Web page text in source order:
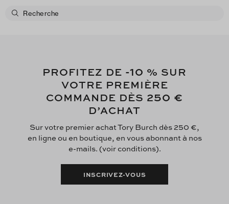
PROFITEZ DE -10 % SUR
VOTRE PREMIÈRE
COMMANDE DÈS 250 €
D’ACHAT
Sur votre premier achat Tory Burch dès 250 €,
en ligne ou en boutique, en vous abonnant à nos
e-mails. (voir conditions).
INSCRIVEZ-VOUS